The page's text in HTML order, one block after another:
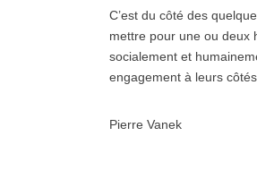
C’est du côté des
mettre pour une ou deux
socialement et
engagement à leurs côtés.
Pierre Vanek